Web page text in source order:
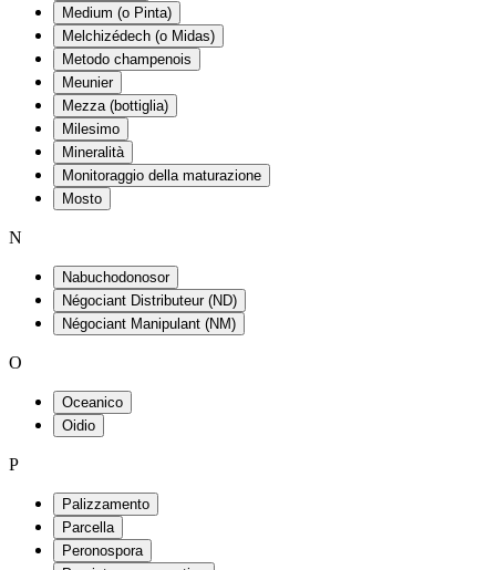
Medium (o Pinta)
Melchizédech (o Midas)
Metodo champenois
Meunier
Mezza (bottiglia)
Milesimo
Mineralità
Monitoraggio della maturazione
Mosto
N
Nabuchodonosor
Négociant Distributeur (ND)
Négociant Manipulant (NM)
O
Oceanico
Oidio
P
Palizzamento
Parcella
Peronospora